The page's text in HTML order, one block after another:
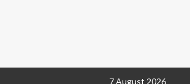
7 August 2026